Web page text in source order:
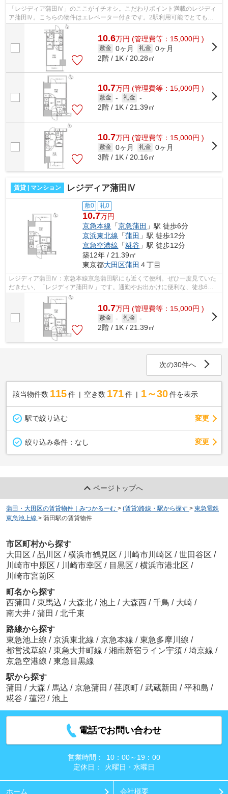
「レジディア蒲田Ⅳ」のここがイチオシ。こだわりポイント満載のレジディ
ア蒲田Ⅳ。こちらの物件はエレベーター付きです。2駅利用可能でとても利
便性の高いマンションです。できるだけ早...
10.6万円 (管理費等：15,000円 )
敷金 0ヶ月 礼金 0ヶ月
2階 / 1K / 20.28㎡
10.7万円 (管理費等：15,000円 )
敷金 - 礼金 -
2階 / 1K / 21.39㎡
10.7万円 (管理費等：15,000円 )
敷金 0ヶ月 礼金 0ヶ月
3階 / 1K / 20.16㎡
賃貸 | マンション レジディア蒲田Ⅳ
敷0 礼0
10.7万円
京急本線 「京急蒲田 」駅 徒歩6分
京浜東北線 「蒲田 」駅 徒歩12分
京急空港線 「糀谷 」駅 徒歩12分
築12年 / 21.39㎡
東京都大田区蒲田 ４丁目
レジディア蒲田Ⅳ：京急本線京急蒲田駅にも近くて便利。ぜひ一度見ていた
だきたい、「レジディア蒲田Ⅳ」です。通勤やお出かけに便利な、徒歩6分
に駅のある物件です。14階建てで街並みに...
10.7万円 (管理費等：15,000円 )
敷金 - 礼金 -
2階 / 1K / 21.39㎡
次の30件へ
該当物件数 115件 空き数 171 件 1～30 件を表示
駅で絞り込む 変更
絞り込み条件： なし 変更
ページトップへ
蒲田・大田区の賃貸物件｜みつかるーむ > (賃貸)路線・駅から探す > 東急電鉄
東急池上線 > 蒲田駅の賃貸物件
市区町村から探す
大田区 / 品川区 / 横浜市鶴見区 / 川崎市川崎区 / 世田谷区 /
川崎市中原区 / 川崎市幸区 / 目黒区 / 横浜市港北区 /
川崎市宮前区
町名から探す
西蒲田 / 東馬込 / 大森北 / 池上 / 大森西 / 千鳥 / 大崎 /
南大井 / 蒲田 / 北千束
路線から探す
東急池上線 / 京浜東北線 / 京急本線 / 東急多摩川線 /
都営浅草線 / 東急大井町線 / 湘南新宿ライン宇須 / 埼京線 /
京急空港線 / 東急目黒線
駅から探す
蒲田 / 大森 / 馬込 / 京急蒲田 / 荏原町 / 武蔵新田 / 平和島 /
糀谷 / 蓮沼 / 池上
電話でお問い合わせ
営業時間：
10：00～19：00
定休日：
火曜日・水曜日
ホーム 会社概要